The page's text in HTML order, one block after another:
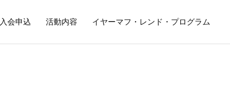
入会申込 活動内容 イヤーマフ・レンド・プログラム